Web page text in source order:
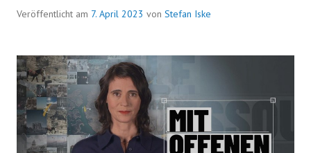
Veröffentlicht am 7. April 2023 von Stefan Iske